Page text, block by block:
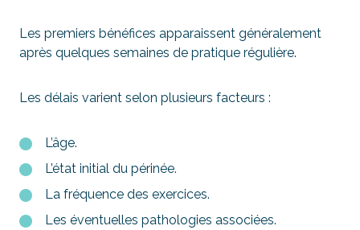
Les premiers bénéfices apparaissent généralement
après quelques semaines de pratique régulière.
Les délais varient selon plusieurs facteurs :
L’âge.
L’état initial du périnée.
La fréquence des exercices.
Les éventuelles pathologies associées.